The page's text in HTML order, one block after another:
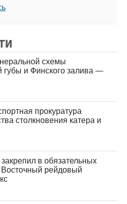
схемы
губы и Финского залива —
прокуратура
столкновения катера и
в обязательных
Восточный рейдовый